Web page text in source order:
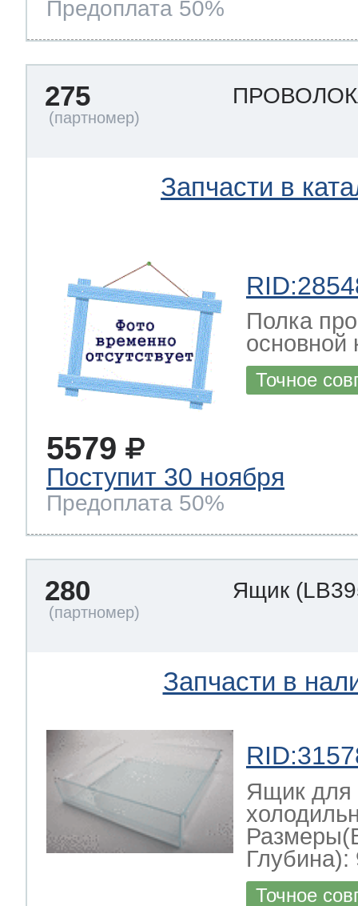
Предоплата 50%
275
Запчасти в
Полка
основной
Точное
5579
Поступит 30 ноября
Предоплата 50%
280 Ящик
Запчасти в
Ящик для
Глубина):
Точное